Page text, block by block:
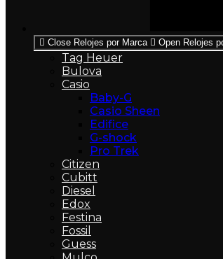
Close Relojes por Marca Open Relojes
Tag Heuer
Bulova
Casio
Baby-G
Casio Sheen
Edifice
G-shock
Pro Trek
Citizen
Cubitt
Diesel
Edox
Festina
Fossil
Guess